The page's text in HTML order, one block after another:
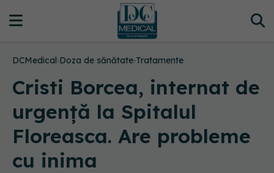
DCMedical›Doza de sănătate›Tratamente
Cristi Borcea, internat de
urgență la Spitalul
Floreasca. Are probleme
cu inima